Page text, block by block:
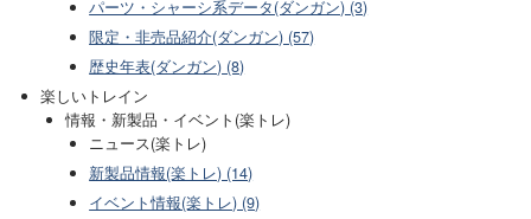
パーツ・シャーシ系データ(ダンガン) (3)
限定・非売品紹介(ダンガン) (57)
歴史年表(ダンガン) (8)
楽しいトレイン
情報・新製品・イベント(楽トレ)
ニュース(楽トレ)
新製品情報(楽トレ) (14)
イベント情報(楽トレ) (9)